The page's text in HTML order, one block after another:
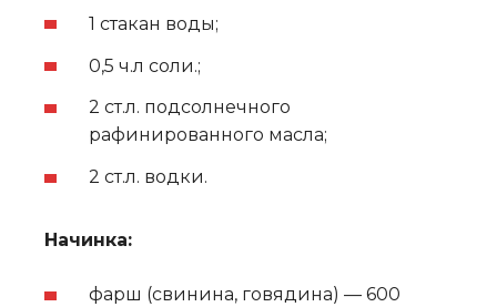
1 стакан воды;
0,5 ч.л соли.;
2 ст.л. подсолнечного
рафинированного масла;
2 ст.л. водки.
Начинка:
фарш (свинина, говядина) — 600